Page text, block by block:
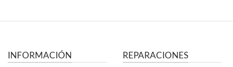
INFORMACIÓN REPARACIONES